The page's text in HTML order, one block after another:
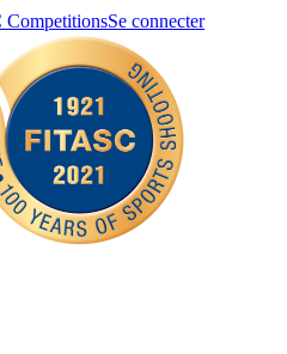
Se connecter